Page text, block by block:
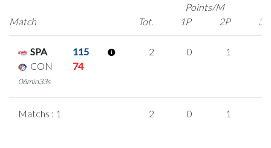
Match
Points/M
Tot.
1P 2P 3P
SPA
115
CON
74
06min33s
2 0 1
Matchs : 1 2 0 1